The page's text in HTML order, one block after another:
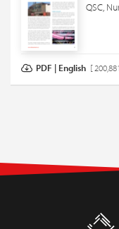
QSC,
PDF | English [